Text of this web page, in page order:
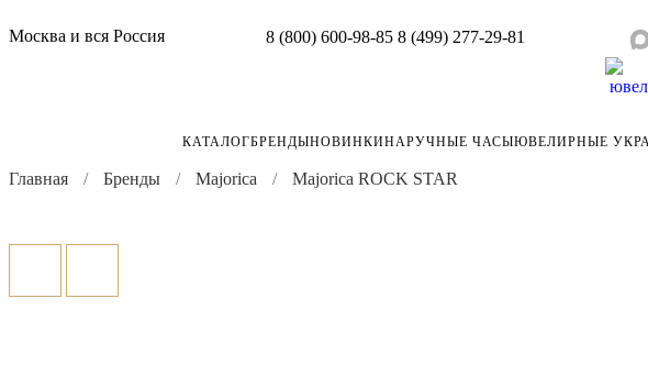
Москва и вся Россия 8 (800) 600-98-85 8 (499) 277-29-81
КАТАЛОГБРЕНДЫНОВИНКИНАРУЧНЫЕ ЧАСЫЮВЕЛИРНЫЕ
Главная Бренды Majorica
Majorica ROCK STAR